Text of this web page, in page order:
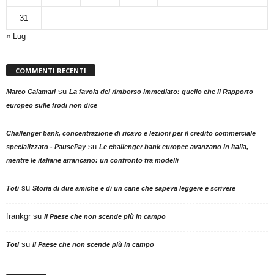
31
« Lug
COMMENTI RECENTI
Marco Calamarisu La favola del rimborso immediato: quello che il Rapporto
europeo sulle frodi non dice
Challenger bank, concentrazione di ricavo e lezioni per il credito commerciale
specializzato - PausePaysu Le challenger bank europee avanzano in Italia,
mentre le italiane arrancano: un confronto tra modelli
Totisu Storia di due amiche e di un cane che sapeva leggere e scrivere
frankgr su Il Paese che non scende più in campo
Totisu Il Paese che non scende più in campo